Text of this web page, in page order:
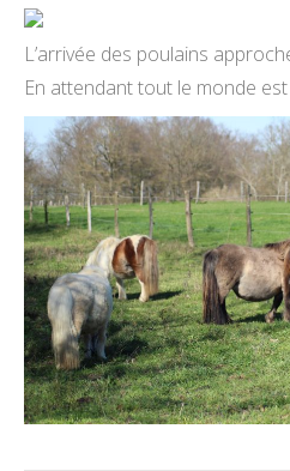
L’arrivée des poulains
En attendant tout le monde